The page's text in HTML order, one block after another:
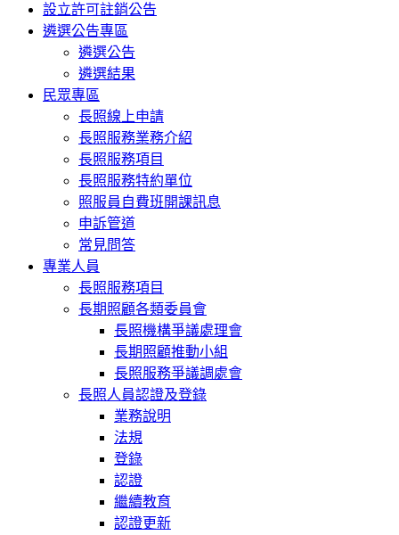
設立許可註銷公告
遴選公告專區
遴選公告
遴選結果
民眾專區
長照線上申請
長照服務業務介紹
長照服務項目
長照服務特約單位
照服員自費班開課訊息
申訴管道
常見問答
專業人員
長照服務項目
長期照顧各類委員會
長照機構爭議處理會
長期照顧推動小組
長照服務爭議調處會
長照人員認證及登錄
業務說明
法規
登錄
認證
繼續教育
認證更新